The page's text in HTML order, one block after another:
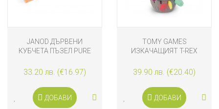
JANOD ДЪРВЕНИ
КУБЧЕТА ПЪЗЕЛ PURE
33.20 лв. (€16.97)
ДОБАВИ
TOMY GAMES
ИЗКАЧАЩИЯТ T-REX
39.90 лв. (€20.40)
ДОБАВИ